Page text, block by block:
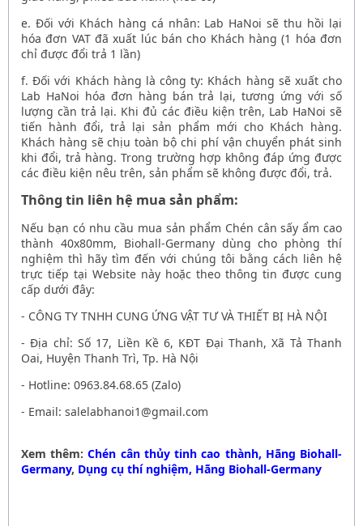
e. Đối với Khách hàng cá nhân: Lab HaNoi sẽ thu hồi lại
hóa đơn VAT đã xuất lúc bán cho Khách hàng (1 hóa đơn
chỉ được đổi trả 1 lần)
f. Đối với Khách hàng là công ty: Khách hàng sẽ xuất cho
Lab HaNoi hóa đơn hàng bán trả lại, tương ứng với số
lượng cần trả lại. Khi đủ các điều kiện trên, Lab HaNoi sẽ
tiến hành đổi, trả lại sản phẩm mới cho Khách hàng.
Khách hàng sẽ chịu toàn bộ chi phí vận chuyển phát sinh
khi đổi, trả hàng. Trong trường hợp không đáp ứng được
các điều kiện nêu trên, sản phẩm sẽ không được đổi, trả.
Thông tin liên hệ mua sản phẩm:
Nếu bạn có nhu cầu mua sản phẩm Chén cân sấy ẩm cao
thành 40x80mm, Biohall-Germany dùng cho phòng thí
nghiệm thì hãy tìm đến với chúng tôi bằng cách liên hệ
trực tiếp tại Website này hoặc theo thông tin được cung
cấp dưới đây:
- CÔNG TY TNHH CUNG ỨNG VẬT TƯ VÀ THIẾT BỊ HÀ NỘI
- Địa chỉ: Số 17, Liền Kề 6, KĐT Đại Thanh, Xã Tả Thanh
Oai, Huyện Thanh Trì, Tp. Hà Nội
- Hotline: 0963.84.68.65 (Zalo)
- Email: salelabhanoi1@gmail.com
Xem thêm:Chén cân thủy tinh cao thành, Hãng Biohall-
Germany, Dụng cụ thí nghiệm, Hãng Biohall-Germany